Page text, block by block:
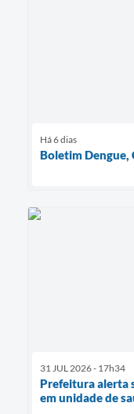
Há 6 dias
Boletim Dengue,
31 JUL 2026 - 17h34
Prefeitura alerta
em unidade de